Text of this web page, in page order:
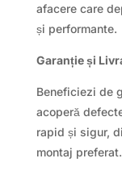
afacere care
și performante.
Garanție și
Beneficiezi de
acoperă
rapid și sigur,
montaj preferat.